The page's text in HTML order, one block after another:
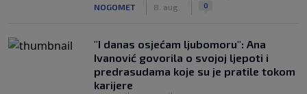
NOGOMET 8. aug. 0
"I danas osjećam ljubomoru": Ana
Ivanović govorila o svojoj ljepoti i
predrasudama koje su je pratile tokom
karijere